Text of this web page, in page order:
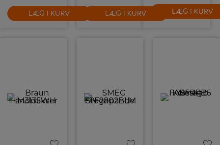
LÆG I KURV LÆG I KURV LÆG I KURV